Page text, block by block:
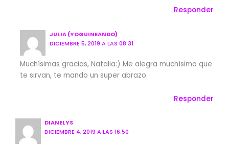
Responder
JULIA (YOGUINEANDO)
DICIEMBRE 5, 2019 A LAS 08:31
Muchísimas gracias, Natalia:) Me alegra muchísimo que
te sirvan, te mando un super abrazo.
Responder
DIANELYS
DICIEMBRE 4, 2019 A LAS 16:50